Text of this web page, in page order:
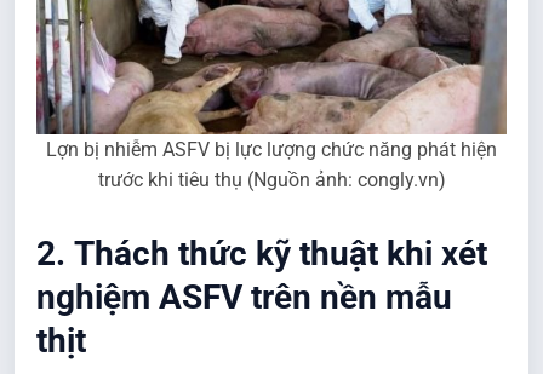
Lợn bị nhiễm ASFV bị lực lượng chức năng phát hiện
trước khi tiêu thụ (Nguồn ảnh: congly.vn)
2. Thách thức kỹ thuật khi xét
nghiệm ASFV trên nền mẫu
thịt